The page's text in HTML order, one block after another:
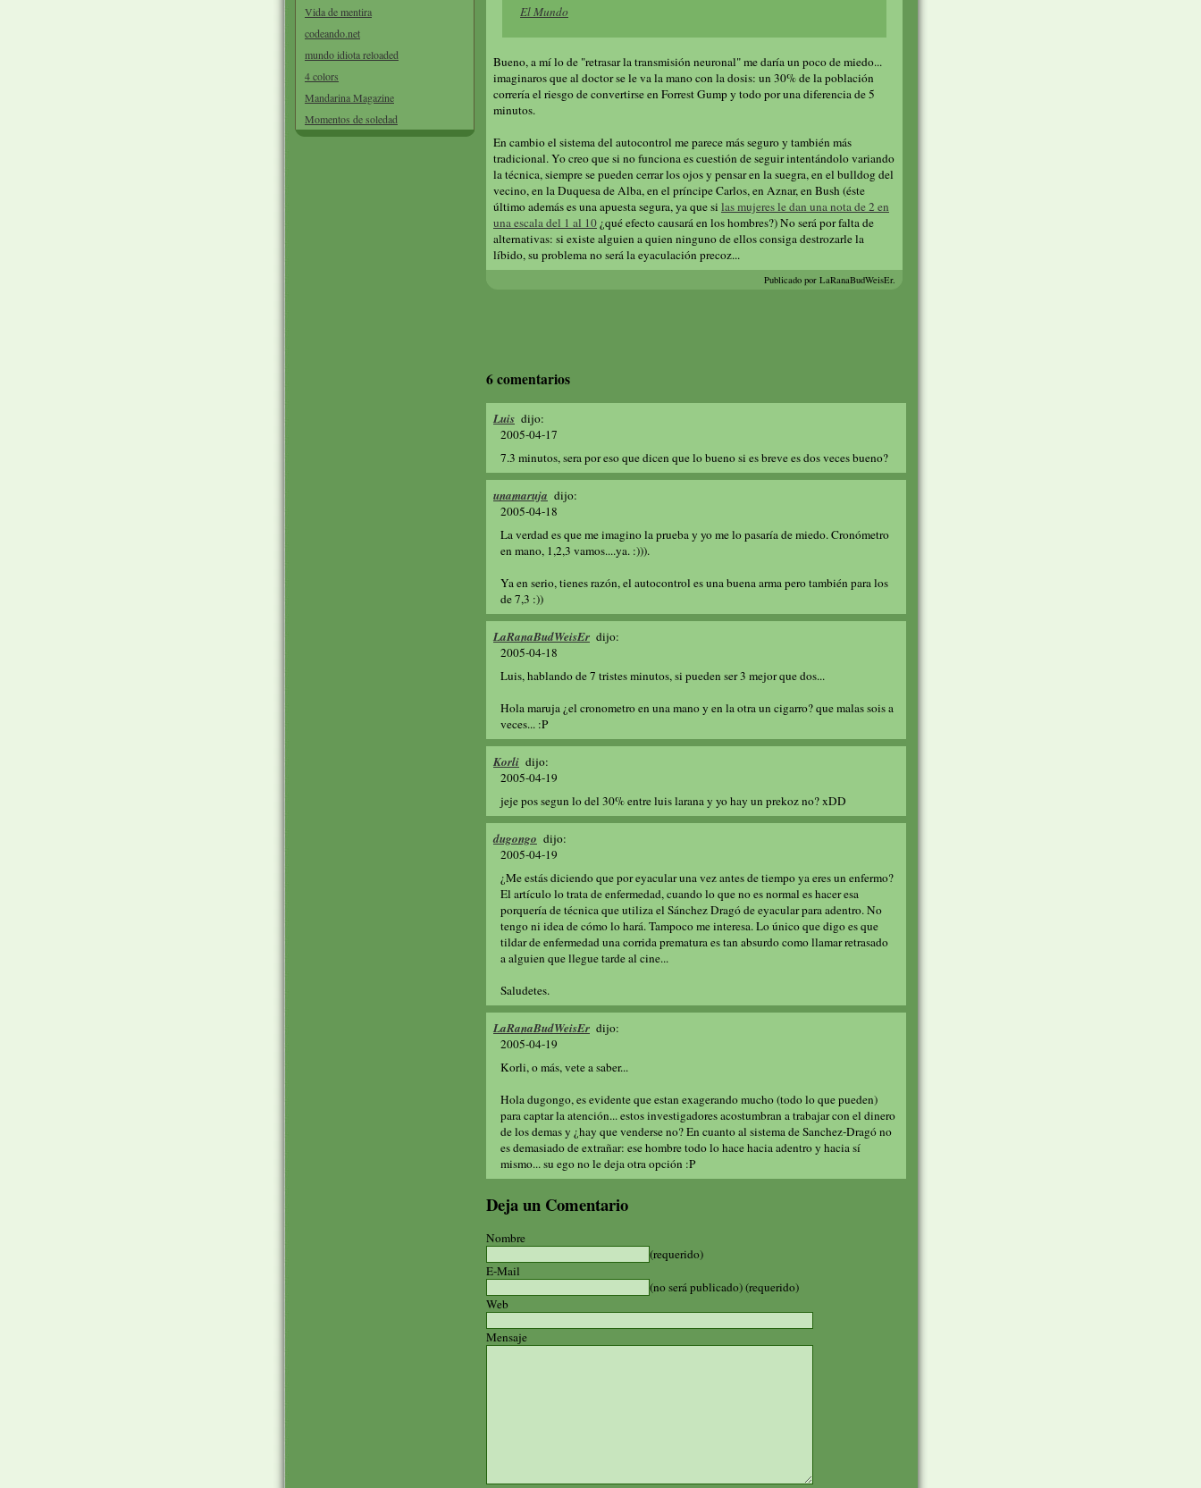
Vida de mentira
codeando.net
mundo idiota reloaded
4 colors
Mandarina Magazine
Momentos de soledad
El Mundo
Bueno, a mí lo de "retrasar la transmisión neuronal" me daría un poco de miedo...
imaginaros que al doctor se le va la mano con la dosis: un 30% de la población
correría el riesgo de convertirse en Forrest Gump y todo por una diferencia de 5
minutos.
En cambio el sistema del autocontrol me parece más seguro y también más
tradicional. Yo creo que si no funciona es cuestión de seguir intentándolo variando
la técnica, siempre se pueden cerrar los ojos y pensar en la suegra, en el bulldog del
vecino, en la Duquesa de Alba, en el príncipe Carlos, en Aznar, en Bush (éste
último además es una apuesta segura, ya que si las mujeres le dan una nota de 2 en
una escala del 1 al 10¿qué efecto causará en los hombres?) No será por falta de
alternativas: si existe alguien a quien ninguno de ellos consiga destrozarle la
líbido, su problema no será la eyaculación precoz...
Publicado por LaRanaBudWeisEr.
6 comentarios
Luis dijo:
2005-04-17
7.3 minutos, sera por eso que dicen que lo bueno si es breve es dos veces bueno?
unamaruja dijo:
2005-04-18
La verdad es que me imagino la prueba y yo me lo pasaría de miedo. Cronómetro
en mano, 1,2,3 vamos....ya. :))).
Ya en serio, tienes razón, el autocontrol es una buena arma pero también para los
de 7,3 :))
LaRanaBudWeisEr dijo:
2005-04-18
Luis, hablando de 7 tristes minutos, si pueden ser 3 mejor que dos...
Hola maruja ¿el cronometro en una mano y en la otra un cigarro? que malas sois a
veces... :P
Korli dijo:
2005-04-19
jeje pos segun lo del 30% entre luis larana y yo hay un prekoz no? xDD
dugongo dijo:
2005-04-19
¿Me estás diciendo que por eyacular una vez antes de tiempo ya eres un enfermo?
El artículo lo trata de enfermedad, cuando lo que no es normal es hacer esa
porquería de técnica que utiliza el Sánchez Dragó de eyacular para adentro. No
tengo ni idea de cómo lo hará. Tampoco me interesa. Lo único que digo es que
tildar de enfermedad una corrida prematura es tan absurdo como llamar retrasado
a alguien que llegue tarde al cine...
Saludetes.
LaRanaBudWeisEr dijo:
2005-04-19
Korli, o más, vete a saber...
Hola dugongo, es evidente que estan exagerando mucho (todo lo que pueden)
para captar la atención... estos investigadores acostumbran a trabajar con el dinero
de los demas y ¿hay que venderse no? En cuanto al sistema de Sanchez-Dragó no
es demasiado de extrañar: ese hombre todo lo hace hacia adentro y hacia sí
mismo... su ego no le deja otra opción :P
Deja un Comentario
Nombre
(requerido)
E-Mail
(no será publicado) (requerido)
Web
Mensaje